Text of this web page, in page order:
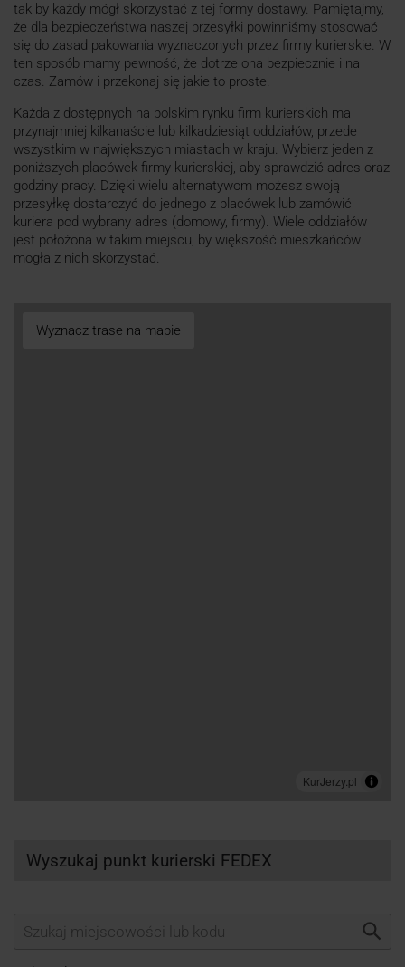
tak by każdy mógł skorzystać z tej formy dostawy. Pamiętajmy,
że dla bezpieczeństwa naszej przesyłki powinniśmy stosować
się do zasad pakowania wyznaczonych przez firmy kurierskie. W
ten sposób mamy pewność, że dotrze ona bezpiecznie i na
czas. Zamów i przekonaj się jakie to proste.
Każda z dostępnych na polskim rynku firm kurierskich ma
przynajmniej kilkanaście lub kilkadziesiąt oddziałów, przede
wszystkim w największych miastach w kraju. Wybierz jeden z
poniższych placówek firmy kurierskiej, aby sprawdzić adres oraz
godziny pracy. Dzięki wielu alternatywom możesz swoją
przesyłkę dostarczyć do jednego z placówek lub zamówić
kuriera pod wybrany adres (domowy, firmy). Wiele oddziałów
jest położona w takim miejscu, by większość mieszkańców
mogła z nich skorzystać.
Wyznacz trase na mapie
Wyszukaj punkt kurierski FEDEX